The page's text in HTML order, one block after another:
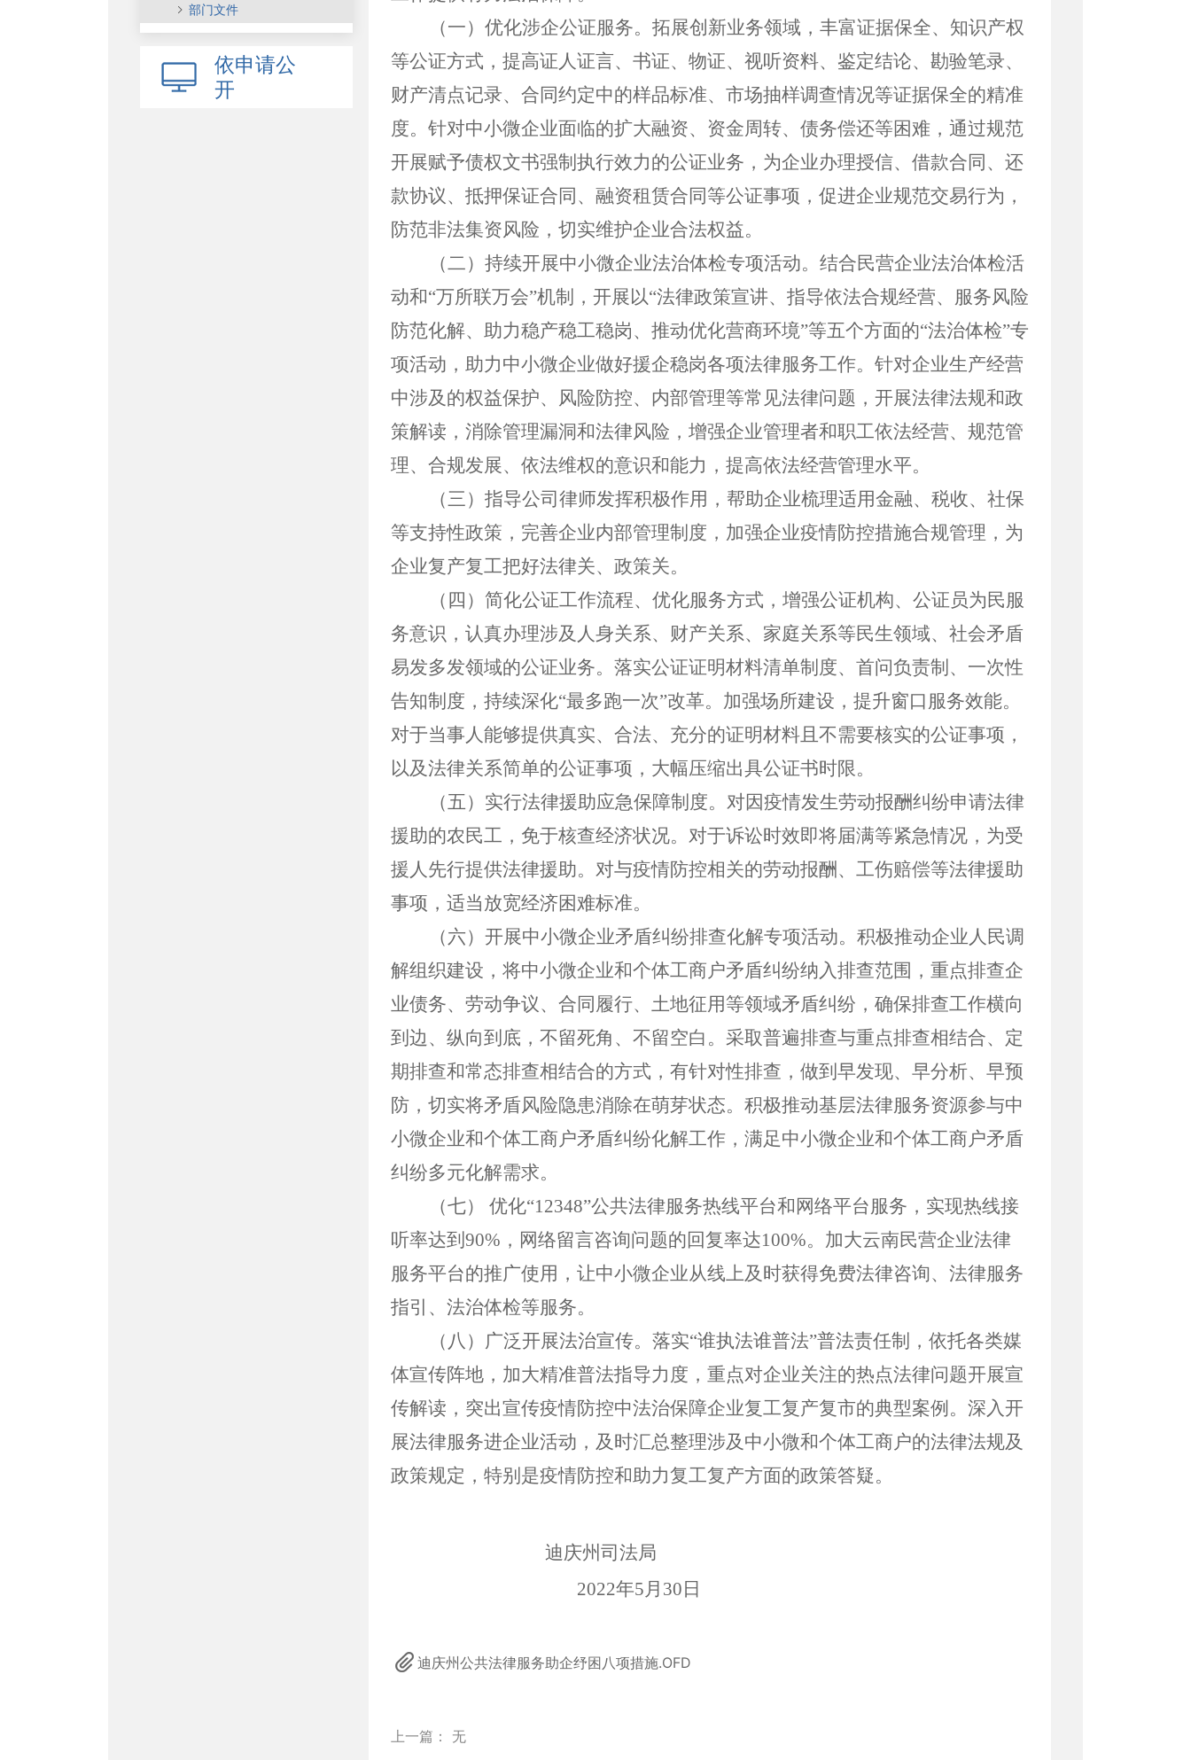
部门文件
依申请公
开
（一） 优化涉企公证服务。拓展创新业务领域，丰富证据保全、知识产权
等公证方式，提高证人证言、书证、物证、视听资料、鉴定结论、勘验笔录、
财产清点记录、合同约定中的样品标准、市场抽样调查情况等证据保全的精准
度。针对中小微企业面临的扩大融资、资金周转、债务偿还等困难，通过规范
开展赋予债权文书强制执行效力的公证业务，为企业办理授信、借款合同、还
款协议、抵押保证合同、融资租赁合同等公证事项，促进企业规范交易行为，
防范非法集资风险，切实维护企业合法权益。
（二） 持续开展中小微企业法治体检专项活动。结合民营企业法治体检活
动和“万所联万会”机制，开展以“法律政策宣讲、指导依法合规经营、服务风险
防范化解、助力稳产稳工稳岗、推动优化营商环境”等五个方面的“法治体检”专
项活动，助力中小微企业做好援企稳岗各项法律服务工作。针对企业生产经营
中涉及的权益保护、风险防控、内部管理等常见法律问题，开展法律法规和政
策解读，消除管理漏洞和法律风险，增强企业管理者和职工依法经营、规范管
理、合规发展、依法维权的意识和能力，提高依法经营管理水平。
（三） 指导公司律师发挥积极作用，帮助企业梳理适用金融、税收、社保
等支持性政策，完善企业内部管理制度，加强企业疫情防控措施合规管理，为
企业复产复工把好法律关、政策关。
（四）简化公证工作流程、优化服务方式，增强公证机构、公证员为民服
务意识，认真办理涉及人身关系、财产关系、家庭关系等民生领域、社会矛盾
易发多发领域的公证业务。落实公证证明材料清单制度、首问负责制、一次性
告知制度，持续深化“最多跑一次”改革。加强场所建设，提升窗口服务效能。
对于当事人能够提供真实、合法、充分的证明材料且不需要核实的公证事项，
以及法律关系简单的公证事项，大幅压缩出具公证书时限。
（五）实行法律援助应急保障制度。对因疫情发生劳动报酬纠纷申请法律
援助的农民工，免于核查经济状况。对于诉讼时效即将届满等紧急情况，为受
援人先行提供法律援助。对与疫情防控相关的劳动报酬、工伤赔偿等法律援助
事项，适当放宽经济困难标准。
（六）开展中小微企业矛盾纠纷排查化解专项活动。积极推动企业人民调
解组织建设，将中小微企业和个体工商户矛盾纠纷纳入排查范围，重点排查企
业债务、劳动争议、合同履行、土地征用等领域矛盾纠纷，确保排查工作横向
到边、纵向到底，不留死角、不留空白。采取普遍排查与重点排查相结合、定
期排查和常态排查相结合的方式，有针对性排查，做到早发现、早分析、早预
防，切实将矛盾风险隐患消除在萌芽状态。积极推动基层法律服务资源参与中
小微企业和个体工商户矛盾纠纷化解工作，满足中小微企业和个体工商户矛盾
纠纷多元化解需求。
（七） 优化“12348”公共法律服务热线平台和网络平台服务 ， 实现热线接
听率达到 90%，网络留言咨询问题的回复率达100%。 加大云南民营企业法律
服务平台的推广使用，让中小微企业从线上及时获得免费法律咨询、法律服务
指引、法治体检等服务。
（ 八 ）广泛开展法治宣传。落实“谁执法谁普法”普法责任制，依托各类媒
体宣传阵地，加大精准普法指导力度，重点对企业关注的热点法律问题开展宣
传解读，突出宣传疫情防控中法治保障企业复工复产复市的典型案例。深入开
展法律服务进企业活动，及时汇总整理涉及中小微和个体工商户的法律法规及
政策规定，特别是疫情防控和助力复工复产方面的政策答疑。
迪庆州司法局
2022年5月30日
迪庆州公共法律服务助企纾困八项措施.OFD
上一篇： 无